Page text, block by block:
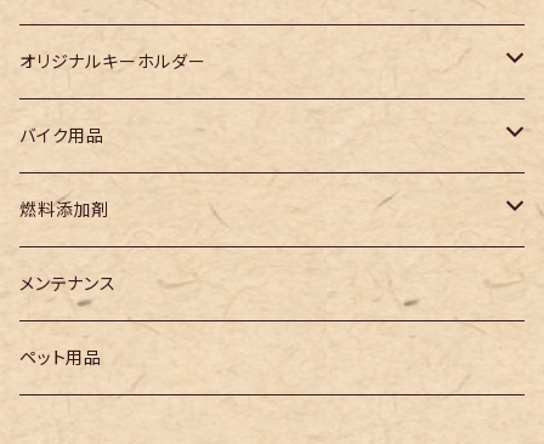
プリントステッカー
WAKO‘S
Racing TaSK(レーシングタスク)
チェーンルブ
ガソリン燃料添加剤
その他メーカー
オリジナルキーホルダー
児島ジーンズキーホルダー
3Dキーホルダー
バイク用品
電装系
ヘッドライトバルブ
燃料添加剤
レーシングタスク
メンテナンス
ペット用品